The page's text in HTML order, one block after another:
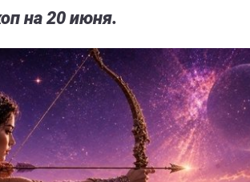
на 20 июня.